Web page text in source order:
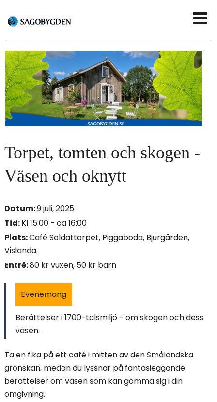
h
u
v
d
n
n
e
e
s
a
m
e
y
Torpet, tomten och skogen -
Väsen och oknytt
Datum:9 juli, 2025
Tid:Kl 15:00 - ca 16:00
Plats:Café Soldattorpet, Piggaboda, Bjurgården,
Vislanda
Entré:80 kr vuxen, 50 kr barn
Evenemang
Berättelser i 1700-talsmiljö - om skogen och dess
väsen.
Ta en fika på ett café i mitten av den Småländska
grönskan, medan du lyssnar på fantasieggande
berättelser om väsen som kan gömma sig i din
omgivning.